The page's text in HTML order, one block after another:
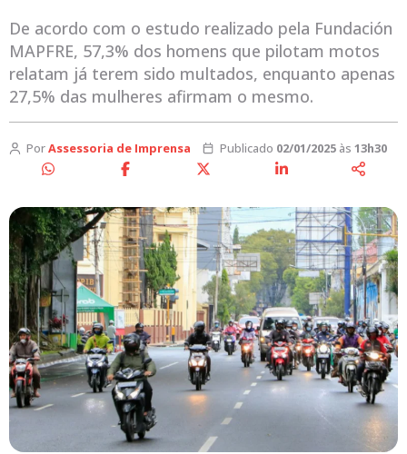
De acordo com o estudo realizado pela Fundación
MAPFRE, 57,3% dos homens que pilotam motos
relatam já terem sido multados, enquanto apenas
27,5% das mulheres afirmam o mesmo.
PorAssessoria de Imprensa Publicado 02/01/2025às 13h30